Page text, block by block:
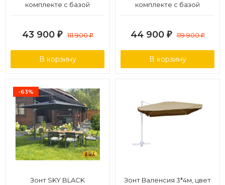
комплекте с базой
43 900 ₽ 111 900₽
В корзину
комплекте с базой
44 900 ₽ 119 900₽
В корзину
-63%
Зонт SKY BLACK
Зонт Валенсия 3*4м, цвет